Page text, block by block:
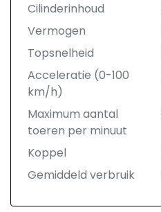
Cilinderinhoud
Vermogen
Topsnelheid
Acceleratie (0-100
km/h)
Maximum aantal
toeren per minuut
Koppel
Gemiddeld verbruik